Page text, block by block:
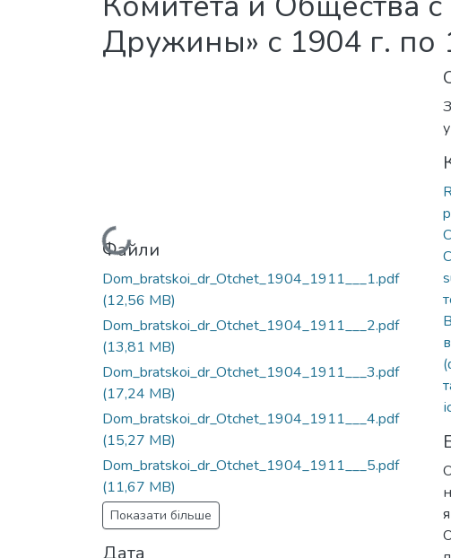
Дружины» с 1904 г. по
Вантажиться...
Файли
Dom_bratskoi_dr_Otchet_1904_1911___1.pdf
(12,56 MB)
Dom_bratskoi_dr_Otchet_1904_1911___2.pdf
(13,81 MB)
Dom_bratskoi_dr_Otchet_1904_1911___3.pdf
(17,24 MB)
Dom_bratskoi_dr_Otchet_1904_1911___4.pdf
(15,27 MB)
Dom_bratskoi_dr_Otchet_1904_1911___5.pdf
(11,67 MB)
Показати більше
Дата